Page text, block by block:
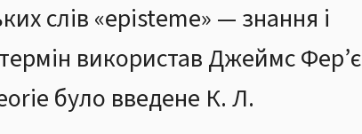
слів «episteme» — знання і
використав Джеймс Фер’є
було введене К. Л.